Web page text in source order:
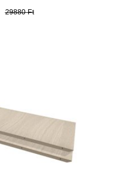
29880 Ft